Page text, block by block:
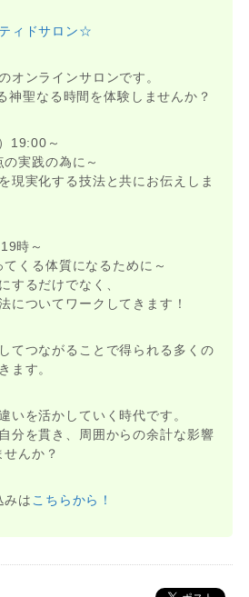
ィドサロン☆
オンラインサロンです。
聖なる時間を体験しませんか？
19:00～
実践の為に～
現実化する技法と共にお伝えしま
時～
くる体質になるために～
するだけでなく、
についてワークしてきます！
てつながることで得られる多くの
ます。
いを活かしていく時代です。
分を貫き、周囲からの余計な影響
んか？
みは こちらから！